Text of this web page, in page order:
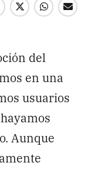
del
en una
usuarios
Aunque